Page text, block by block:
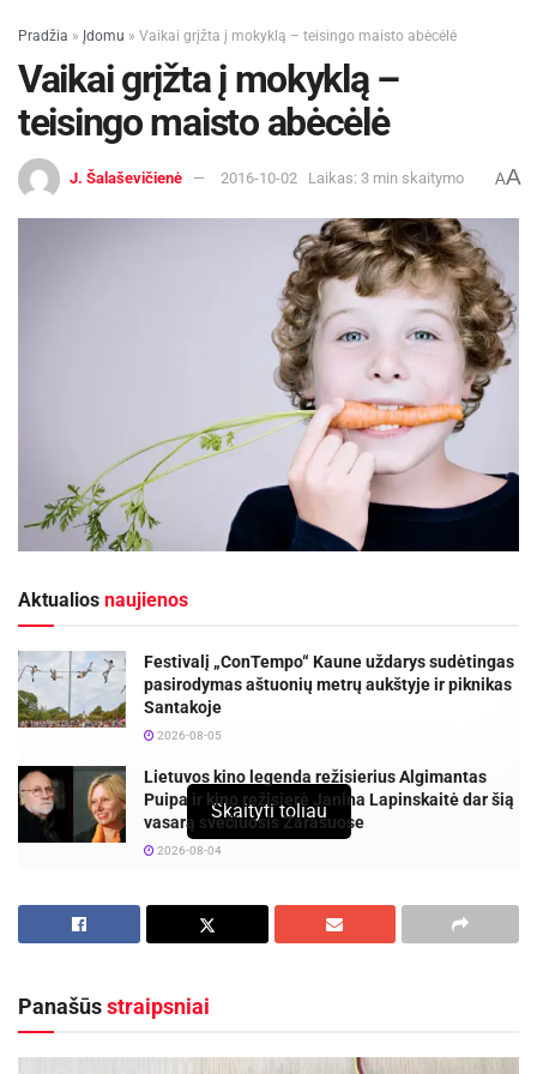
Pradžia » Įdomu » Vaikai grįžta į mokyklą – teisingo maisto abėcėlė
Vaikai grįžta į mokyklą –
teisingo maisto abėcėlė
J. Šalaševičienė 2016-10-02 Laikas: 3 min skaitymo AA
Aktualios naujienos
Festivalį „ConTempo“ Kaune uždarys sudėtingas
pasirodymas aštuonių metrų aukštyje ir piknikas
Santakoje
2026-08-05
Lietuvos kino legenda režisierius Algimantas
Puipa ir kino režisierė Janina Lapinskaitė dar šią
vasarą svečiuosis Zarasuose
2026-08-04
Mokslo metų pradžia daugeliui tėvų yra ne tik
privalo rūpintis ne tik mokymosi priemonėmis,
sustyguoti vaikų ir savo dienotvarkes, bet ir
Skaityti toliau
Panašūsstraipsniai